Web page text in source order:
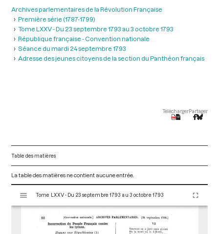
Archives parlementaires de la Révolution Française
Première série (1787-1799)
Tome LXXV - Du 23 septembre 1793 au 3 octobre 1793
République française - Convention nationale
Séance du mardi 24 septembre 1793
Adresse des jeunes citoyens de la section du Panthéon français
TéléchargerPartager
Table des matières
La table des matières ne contient aucune entrée.
s
Tome LXXV - Du 23 septembre 1793 au 3 octobre 1793